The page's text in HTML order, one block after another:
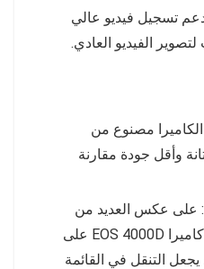
تسجيل فيديو عالي
مصنوع من
وأقل جودة مقارنة
: على عكس العديد من
الكاميرات الحديثة، لا تحتوي كاميرا EOS 4000D على
التنقل في القائمة